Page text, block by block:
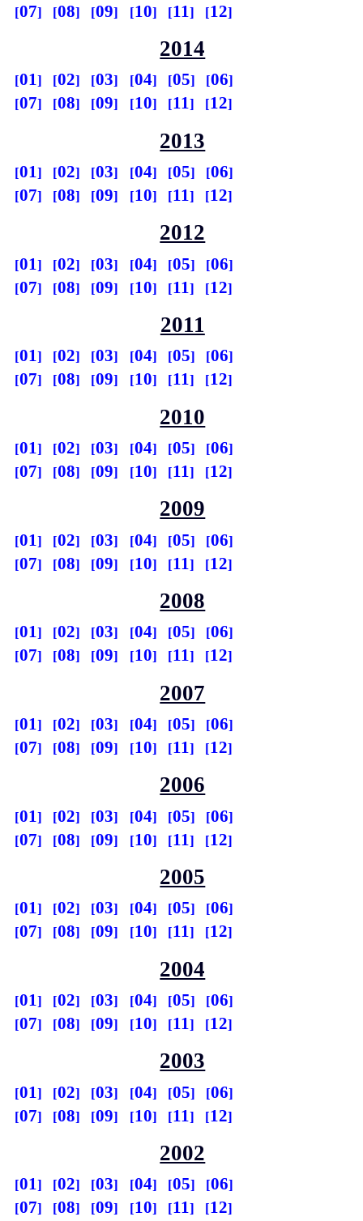
07
08 09 10 11 12
2014
01 02 03 04 05
06
07
08 09 10 11 12
2013
01 02 03 04 05
06
07
08 09 10 11 12
2012
01 02 03 04 05
06
07
08 09 10 11 12
2011
01 02 03 04 05
06
07
08 09 10 11 12
2010
01 02 03 04 05
06
07
08 09 10 11 12
2009
01 02 03 04 05
06
07
08 09 10 11 12
2008
01 02 03 04 05
06
07
08 09 10 11 12
2007
01 02 03 04 05
06
07
08 09 10 11 12
2006
01 02 03 04 05
06
07
08 09 10 11 12
2005
01 02 03 04 05
06
07
08 09 10 11 12
2004
01 02 03 04 05
06
07
08 09 10 11 12
2003
01 02 03 04 05
06
07
08 09 10 11 12
2002
01 02 03 04 05
06
07
08 09 10 11 12